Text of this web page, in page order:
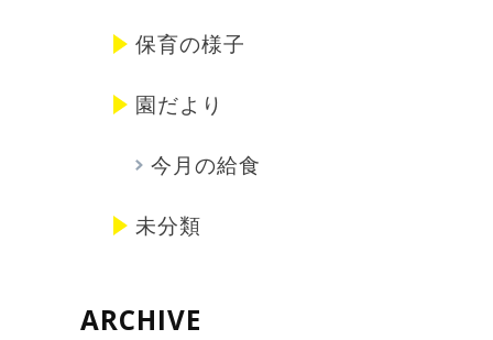
保育の様子
園だより
今月の給食
未分類
ARCHIVE